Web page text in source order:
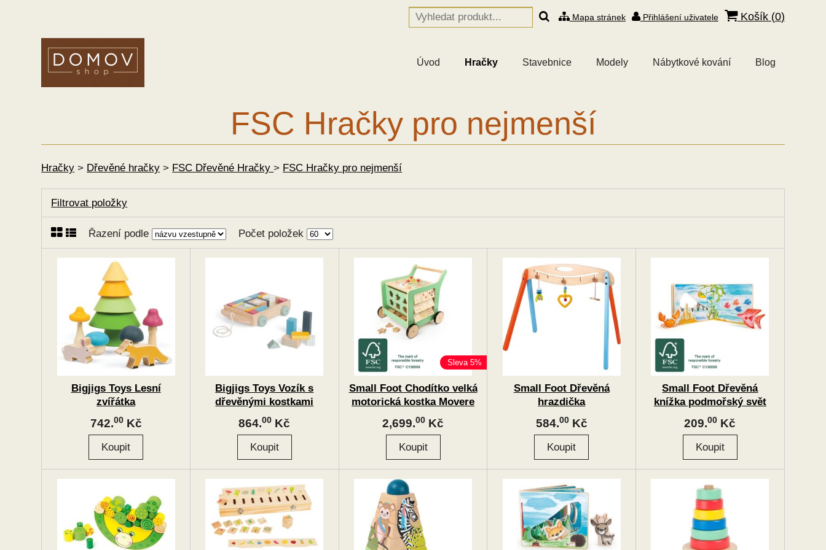
Mapa stránek Přihlášení uživatele Košík (0)
Úvod Hračky Stavebnice Modely Nábytkové kování Blog
FSC Hračky pro nejmenší
Hračky > Dřevěné hračky > FSC Dřevěné Hračky> FSC Hračky pro nejmenší
Filtrovat položky
Řazení podle Počet položek
Bigjigs Toys Lesní
zvířátka
742.00Kč
Bigjigs Toys Vozík s
dřevěnými kostkami
864.00 Kč
Sleva 5%
Small Foot Chodítko velká
motorická kostka Movere
2,699.00 Kč
Small Foot Dřevěná
hrazdička
584.00Kč
Small Foot Dřevěná
knížka podmořský svět
209.00 Kč